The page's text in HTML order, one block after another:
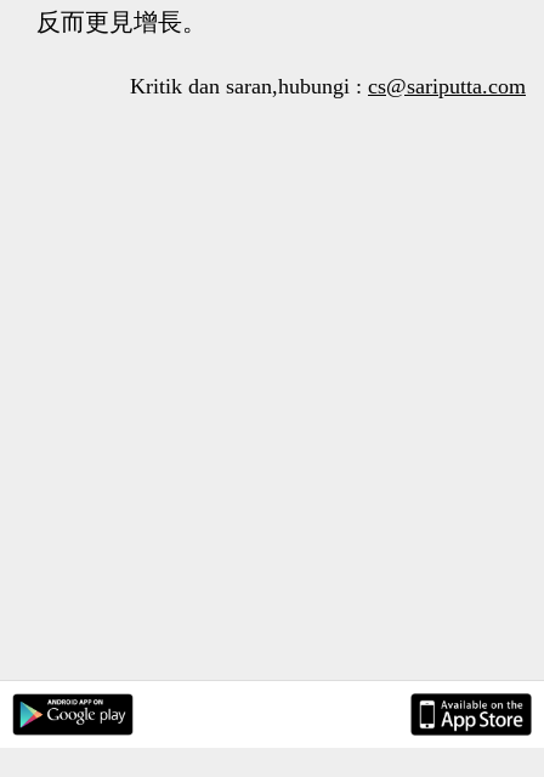
反而更見增長。
Kritik dan saran,hubungi : cs@sariputta.com